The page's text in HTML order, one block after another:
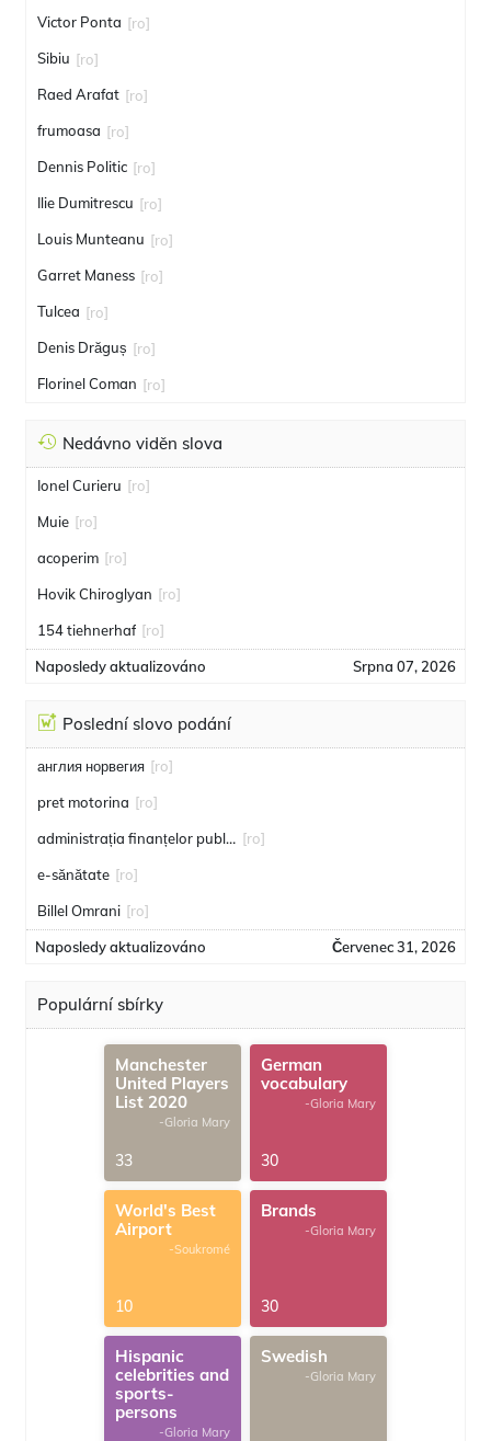
Victor Ponta [ro]
Sibiu [ro]
Raed Arafat [ro]
frumoasa [ro]
Dennis Politic [ro]
Ilie Dumitrescu [ro]
Louis Munteanu [ro]
Garret Maness [ro]
Tulcea [ro]
Denis Drăguș [ro]
Florinel Coman [ro]
Nedávno viděn slova
Ionel Curieru [ro]
Muie [ro]
acoperim [ro]
Hovik Chiroglyan [ro]
154 tiehnerhaf [ro]
Naposledy aktualizováno Srpna 07, 2026
Poslední slovo podání
англия норвегия [ro]
pret motorina [ro]
administrația finanțelor publice [ro]
e-sănătate [ro]
Billel Omrani [ro]
Naposledy aktualizováno Červenec 31, 2026
Populární sbírky
Manchester
United Players
List 2020
-Gloria Mary
33
German
vocabulary
-Gloria Mary
30
World's Best
Airport
-Soukromé
10
Brands
-Gloria Mary
30
Hispanic
celebrities and
sports-
persons
-Gloria Mary
Swedish
-Gloria Mary